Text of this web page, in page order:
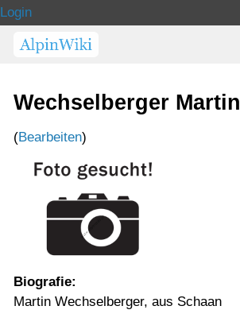
Login
Wechselberger Martin
(Bearbeiten)
Biografie:
Martin Wechselberger, aus Schaan